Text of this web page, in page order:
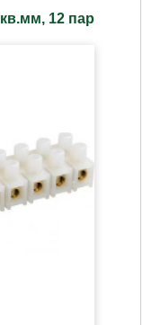
12 пар